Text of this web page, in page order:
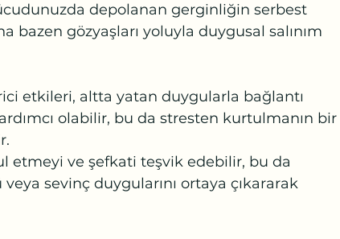
depolanan gerginliğin serbest
bazen gözyaşları yoluyla duygusal salınım
etkileri, altta yatan duygularla bağlantı
olabilir, bu da stresten kurtulmanın bir
etmeyi ve şefkati teşvik edebilir, bu da
sevinç duygularını ortaya çıkararak